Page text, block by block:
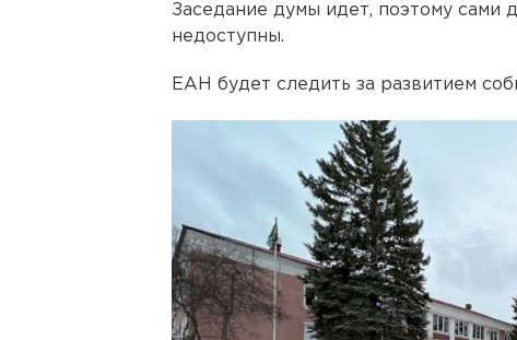
Заседание думы идет, поэтому сами
недоступны.
ЕАН будет следить за развитием